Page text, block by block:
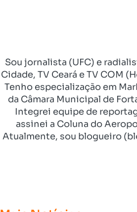
Sou jornalista (UFC) e
Cidade, TV Ceará e TV COM
Tenho especialização em
da Câmara Municipal de
Integrei equipe de
assinei a Coluna do
Atualmente, sou blogueiro